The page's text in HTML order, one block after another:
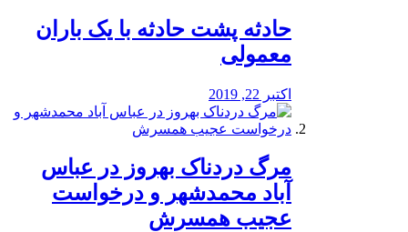
️حادثه پشت حادثه با یک باران
معمولی
اکتبر 22, 2019
مرگ دردناک بهروز در عباس
آباد محمدشهر و درخواست
عجیب همسرش